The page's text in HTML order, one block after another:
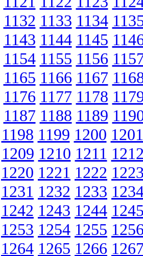
1132 1133 1134
1143 1144 1145
1154 1155 1156
1165 1166 1167
1176 1177 1178
1187 1188 1189
1198 1199 1200 1201
1209 1210 1211
1220 1221 1222
1231 1232 1233
1242 1243 1244
1253 1254 1255
1264 1265 1266